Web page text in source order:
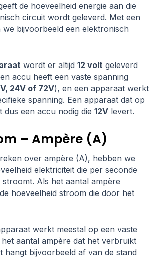
de hoeveelheid energie aan die
circuit wordt geleverd. Met een
bijvoorbeeld een elektronisch
wordt er altijd 12 volt geleverd
accu heeft een vaste spanning
24V of 72V), en een apparaat werkt
spanning. Een apparaat dat op
dus een accu nodig die 12V levert.
– Ampère (A)
over ampère (A), hebben we
elektriciteit die per seconde
Als het aantal ampère
hoeveelheid stroom die door het
werkt meestal op een vaste
aantal ampère dat het verbruikt
hangt bijvoorbeeld af van de stand